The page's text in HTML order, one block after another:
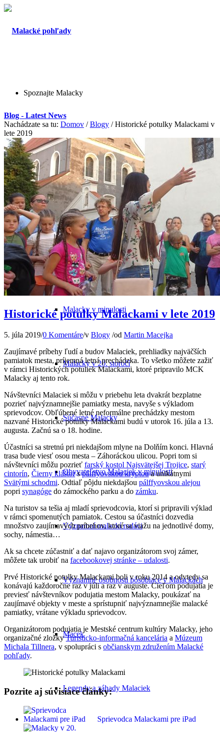
Spoznajte Malacky
O Malackách
Odkiaľ pochádza názov mesta
Malacky v minulosti
Malacky v 20. storočí
Súčasné Malacky
Obyvateľstvo Malaciek v minulosti
Významní malackí rodáci
Významné osobnosti pôsobiace v Malackách
Macek
Legendy a záhady Malaciek
Blog - Latest News
Nachádzate sa tu: Domov / Blogy / Historické potulky Malackami v
lete 2019
Historické potulky Malackami v lete 2019
5. júla 2019/0 Komentáre/v Blogy /od Martin Macejka
Zaujímavé príbehy ľudí a budov Malaciek, prehliadky najväčších
pamiatok mesta, príjemná letná prechádzka. To všetko môžete zažiť
v rámci Historických potuliek Malackami, ktoré pripravilo MCK
Malacky aj tento rok.
Návštevníci Malaciek si môžu v priebehu leta dvakrát bezplatne
pozrieť najvýznamnejšie pamiatky mesta, navyše s výkladom
sprievodcov. Obľúbené letné neformálne prechádzky mestom
nazvané Historické potulky Malackami budú v utorok 16. júla a 13.
augusta. Začnú sa o 18. hodine.
Účastníci sa stretnú pri niekdajšom mlyne na Dolňím konci. Hlavná
trasa bude viesť osou mesta – Záhoráckou ulicou. Popri tom si
návštevníci môžu pozrieť farský kostol Najsvätejšej Trojice, starý
cintorín, Čierny kláštorspálffyovskou kryptoua unikátnymi
Svätými schodmi. Odtiaľ pôjdu niekdajšou pálffyovskou alejou
popri synagóge do zámockého parku a do zámku.
Na turistov sa tešia aj mladí sprievodcovia, ktorí si pripravili výklad
v rámci spomenutých pamiatok. Cestou sa účastníci dozvedia
množstvo zaujímavých príbehov, ktoré sa viažu na jednotlivé domy,
sochy, námestia…
Ak sa chcete zúčastniť a dať najavo organizátorom svoj zámer,
môžete tak urobiť na facebookovej stránke – udalosti.
Prvé Historické potulky Malackami boli v roku 2014 a odvtedy sa
konávajú každoročne raz v júli a raz v auguste. Cieľom podujatia je
previesť návštevníkov podujatia mestom Malacky, poukázať na
zaujímavé objekty v meste a sprístupniť najvýznamnejšie malacké
pamiatky, vrátane výkladu sprievodcov.
Organizátorom podujatia je Mestské centrum kultúry Malacky, jeho
organizačné zložkyTuristicko-informačná kancelária a Múzeum
Michala Tillnera, v spolupráci s občianskym združením Malacké
pohľady.
Pozrite aj súvisiace články:
Sprievodca Malackami pre iPad